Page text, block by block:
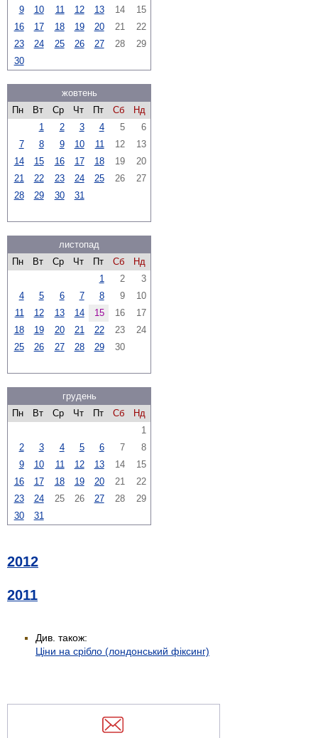
9 10 11 12 13 14
15
16
17 18 19 20 21
22
23
24 25 26 27 28
29
30
жовтень
Пн
Вт Ср Чт Пт Сб
Нд
1
2 3 4 5
6
7
8 9 10 11 12
13
14
15 16 17 18 19
20
21
22 23 24 25 26
27
28
29 30 31
листопад
Пн
Вт Ср Чт Пт Сб
Нд
1
2
3
4
5 6 7 8 9
10
11
12 13 14 15 16
17
18
19 20 21 22 23
24
25
26 27 28 29 30
грудень
Пн
Вт Ср Чт Пт Сб
Нд
1
2
3 4 5 6 7
8
9
10 11 12 13 14
15
16
17 18 19 20 21
22
23
24 25 26 27 28
29
30
31
2012
2011
Див. також:
Ціни на срібло (лондонський фіксинг)